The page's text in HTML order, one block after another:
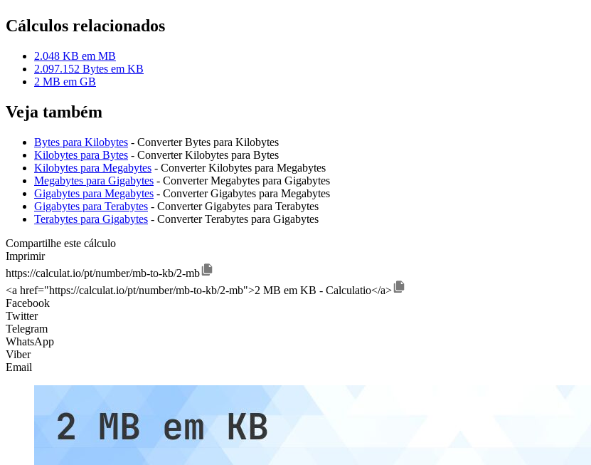
Cálculos relacionados
2.048 KB em MB
2.097.152 Bytes em KB
2 MB em GB
Veja também
Bytes para Kilobytes - Converter Bytes para Kilobytes
Kilobytes para Bytes - Converter Kilobytes para Bytes
Kilobytes para Megabytes - Converter Kilobytes para Megabytes
Megabytes para Gigabytes - Converter Megabytes para Gigabytes
Gigabytes para Megabytes - Converter Gigabytes para Megabytes
Gigabytes para Terabytes - Converter Gigabytes para Terabytes
Terabytes para Gigabytes - Converter Terabytes para Gigabytes
Compartilhe este cálculo
Imprimir
https://calculat.io/pt/number/mb-to-kb/2-mb
<a href="https://calculat.io/pt/number/mb-to-kb/2-mb">2 MB em KB - Calculatio</a>
Facebook
Twitter
Telegram
WhatsApp
Viber
Email